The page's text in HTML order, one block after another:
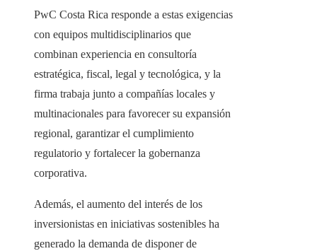
PwC Costa Rica responde a estas exigencias
con equipos multidisciplinarios que
combinan experiencia en consultoría
estratégica, fiscal, legal y tecnológica, y la
firma trabaja junto a compañías locales y
multinacionales para favorecer su expansión
regional, garantizar el cumplimiento
regulatorio y fortalecer la gobernanza
corporativa.
Además, el aumento del interés de los
inversionistas en iniciativas sostenibles ha
generado la demanda de disponer de